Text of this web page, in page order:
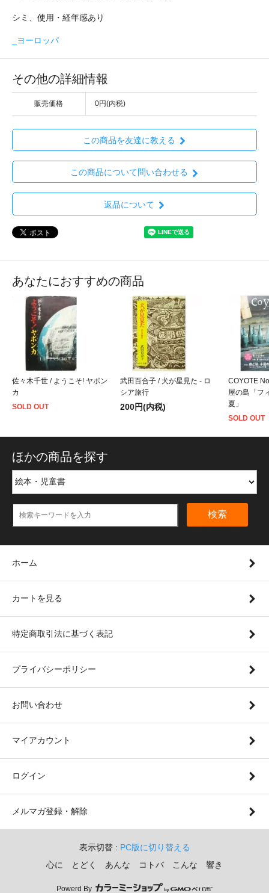
シミ、使用・経年感あり
_ヨーロッパ
その他の詳細情報
販売価格 0円(内税)
この商品を友達に教える
この商品について問い合わせる
返品について
あなたにおすすめの商品
佐々木千世 / ようこそ! ヤポン
カ
SOLD OUT
武田百合子 / 犬が星見た - ロ
シア旅行
200円(内税)
COYOTE
屋の島「フ
夏」
SOLD OUT
ほかの商品を探す
検索
ホーム
カートを見る
特定商取引法に基づく表記
プライバシーポリシー
お問い合わせ
マイアカウント
ログイン
メルマガ登録・解除
表示切替 : PC版に切り替える
心に とどく あんな コトバ こんな 響き
Powerd By